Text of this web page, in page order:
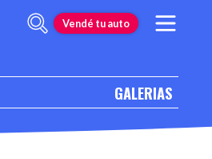
Vendé tu auto
GALERIAS